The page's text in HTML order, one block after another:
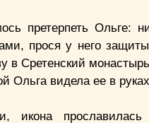
претерпеть
прося у него
в Сретенский
Ольга видела ее в
икона